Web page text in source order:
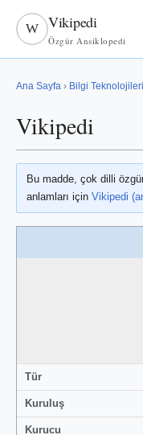
W Vikipedi
Özgür Ansiklopedi
Ana Sayfa › Bilgi Teknolojileri
Vikipedi
Bu madde, çok dilli
anlamları için Vikipedi
Tür
Kuruluş
Kurucu